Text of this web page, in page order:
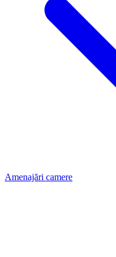
Amenajări camere